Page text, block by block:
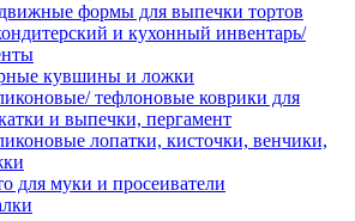
формы для выпечки тортов
и кухонный инвентарь/
кувшины и ложки
тефлоновые коврики для
и выпечки, пергамент
лопатки, кисточки, венчики,
для муки и просеиватели